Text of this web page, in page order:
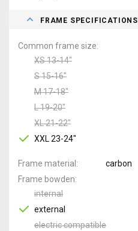
FRAME SPECIFICATIONS
Common frame size
XS 13-14"
S 15-16"
M 17-18"
L 19-20"
XL 21-22"
XXL 23-24"
Frame material
carbon
Frame bowden
internal
external
electric compatible